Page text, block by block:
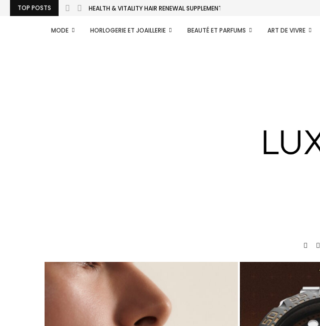
TOP POSTS HEALTH & VITALITY HAIR RENEWAL SUPPLEMENT de Kat...
MODE HORLOGERIE ET JOAILLERIE BEAUTÉ ET PARFUMS ART DE VIVRE